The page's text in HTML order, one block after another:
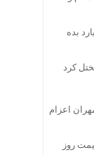
با سهمیه اقامت / ۸ میلیارد بده
کرد
اعزام
روز